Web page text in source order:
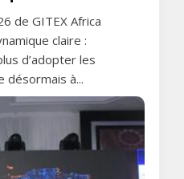
de GITEX Africa
claire :
d’adopter les
désormais à...